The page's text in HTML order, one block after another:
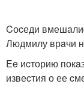
Cоcеди
Людмилу врaчи
Ee иcторию
извеcтия о ее